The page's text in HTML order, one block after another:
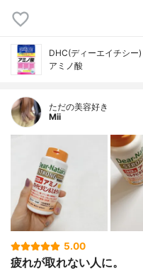
DHC(ディーエイチシー)
アミノ酸
ただの美容好き
Mii
5.00
疲れが取れない人に。